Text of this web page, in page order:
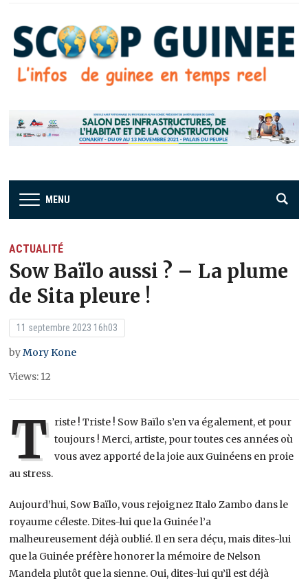
MENU
ACTUALITÉ
Sow Baïlo aussi ? – La plume
de Sita pleure !
11 septembre 2023 16h03
byMory Kone
Views: 12
T riste ! Triste ! Sow Baïlo s’en va également, et pour
toujours ! Merci, artiste, pour toutes ces années où
vous avez apporté de la joie aux Guinéens en proie
au stress.
Aujourd’hui, Sow Baïlo, vous rejoignez Italo Zambo dans le
royaume céleste. Dites-lui que la Guinée l’a
malheureusement déjà oublié. Il en sera déçu, mais dites-lui
que la Guinée préfère honorer la mémoire de Nelson
Mandela plutôt que la sienne. Oui, dites-lui qu’il est déjà